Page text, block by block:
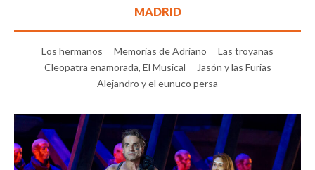
MADRID
Los hermanos Memorias de Adriano
Las troyanas
Cleopatra enamorada, El Musical
Jasón y las Furias
Alejandro y el eunuco persa